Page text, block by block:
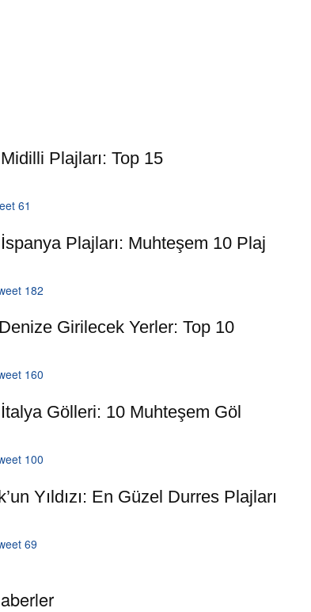
Plajları: Top 15
61
Plajları: Muhteşem 10 Plaj
182
Girilecek Yerler: Top 10
160
Gölleri: 10 Muhteşem Göl
100
Yıldızı: En Güzel Durres Plajları
69